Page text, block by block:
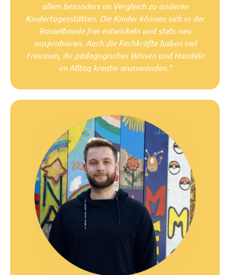
allem besonders im Vergleich zu anderen
Kindertagesstätten. Die Kinder können sich in der
Rasselbande frei entwickeln und stets neu
ausprobieren. Auch die Fachkräfte haben viel
Freiraum, ihr pädagogisches Wissen und Handeln
im Alltag kreativ anzuwenden."